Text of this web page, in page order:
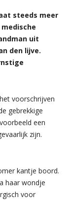
steeds meer
uit
den lijve.
voorschrijven
gebrekkige
een
zijn.
kantje boord.
haar wondje
voor